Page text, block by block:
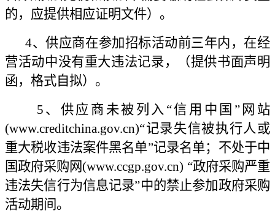
的，应提供相应证明文件）。
4、供应商在参加招标活动前三年内，在经
营活动中没有重大违法记录，（提供书面声明
函，格式自拟）。
5、供应商未被列入“信用中国”网站
(www.creditchina.gov.cn)“记录失信被执行人或
重大税收违法案件黑名单”记录名单；不处于中
国政府采购网(www.ccgp.gov.cn) “政府采购严重
违法失信行为信息记录”中的禁止参加政府采购
活动期间。